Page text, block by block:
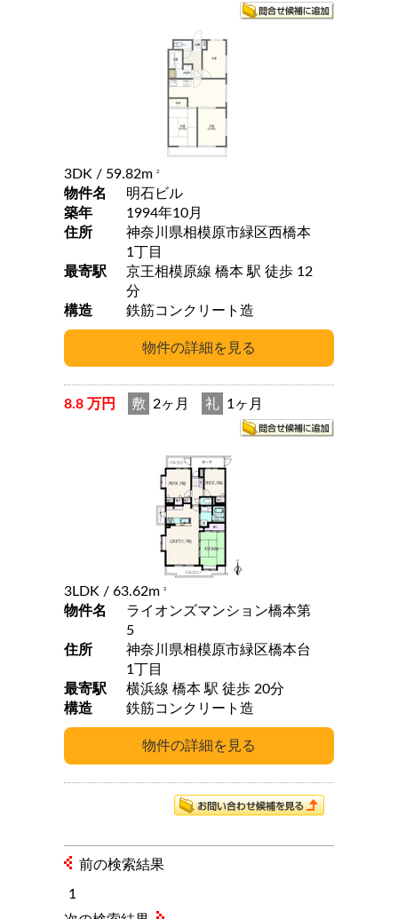
3DK / 59.82m 2
物件名
明石ビル
築年
1994年10月
住所
神奈川県相模原市緑区西橋本
1丁目
最寄駅
京王相模原線 橋本 駅 徒歩 12
分
構造
鉄筋コンクリート造
8.8 万円 敷 2ヶ月 礼 1ヶ月
3LDK / 63.62m 2
物件名
ライオンズマンション橋本第
5
住所
神奈川県相模原市緑区橋本台
1丁目
最寄駅
横浜線 橋本 駅 徒歩 20分
構造
鉄筋コンクリート造
前の検索結果
1